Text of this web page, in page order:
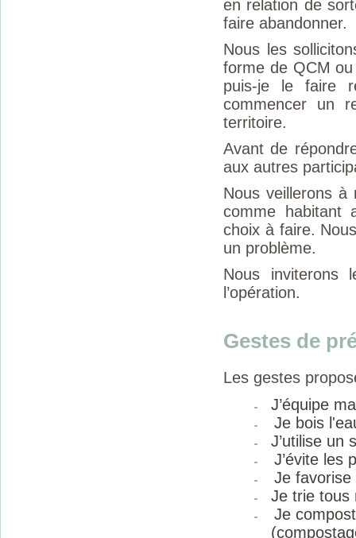
en relation de
faire abandonner.
Nous les
forme de QCM ou
puis-je le faire
commencer un
territoire.
Avant de
aux autres
Nous veillerons à
comme habitant
choix à faire.
un problème.
Nous inviterons
l’opération.
Gestes de
Les gestes
J’équipe
Je bois
J’utilise un
J’évite les
Je favorise
Je trie tous
Je